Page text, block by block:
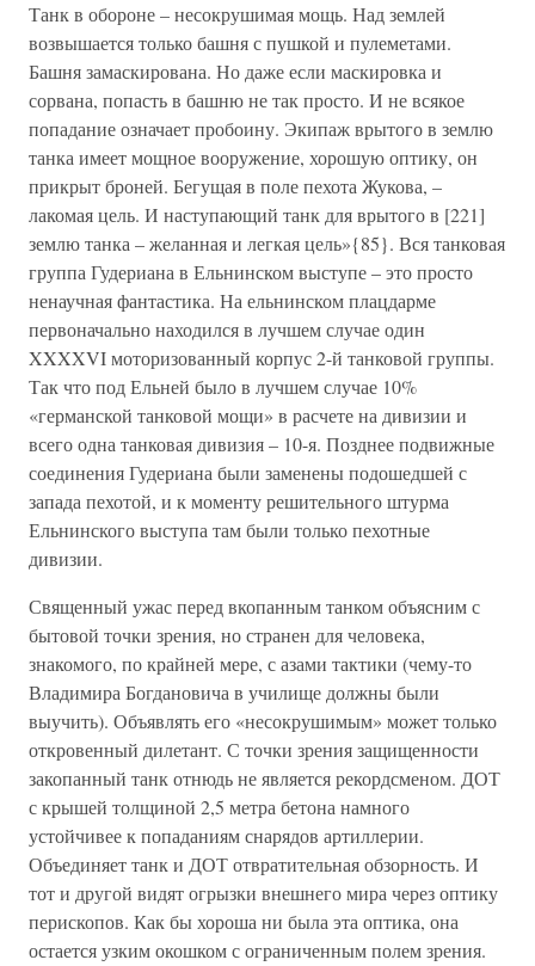
Танк в обороне – несокрушимая мощь. Над землей
возвышается только башня с пушкой и пулеметами.
Башня замаскирована. Но даже если маскировка и
сорвана, попасть в башню не так просто. И не всякое
попадание означает пробоину. Экипаж врытого в землю
танка имеет мощное вооружение, хорошую оптику, он
прикрыт броней. Бегущая в поле пехота Жукова, –
лакомая цель. И наступающий танк для врытого в [221]
землю танка – желанная и легкая цель»{85}. Вся танковая
группа Гудериана в Ельнинском выступе – это просто
ненаучная фантастика. На ельнинском плацдарме
первоначально находился в лучшем случае один
XXXXVI моторизованный корпус 2-й танковой группы.
Так что под Ельней было в лучшем случае 10%
«германской танковой мощи» в расчете на дивизии и
всего одна танковая дивизия – 10-я. Позднее подвижные
соединения Гудериана были заменены подошедшей с
запада пехотой, и к моменту решительного штурма
Ельнинского выступа там были только пехотные
дивизии.
Священный ужас перед вкопанным танком объясним с
бытовой точки зрения, но странен для человека,
знакомого, по крайней мере, с азами тактики (чему-то
Владимира Богдановича в училище должны были
выучить). Объявлять его «несокрушимым» может только
откровенный дилетант. С точки зрения защищенности
закопанный танк отнюдь не является рекордсменом. ДОТ
с крышей толщиной 2,5 метра бетона намного
устойчивее к попаданиям снарядов артиллерии.
Объединяет танк и ДОТ отвратительная обзорность. И
тот и другой видят огрызки внешнего мира через оптику
перископов. Как бы хороша ни была эта оптика, она
остается узким окошком с ограниченным полем зрения.